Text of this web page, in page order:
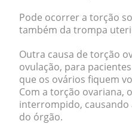
Pode ocorrer a torção
também da trompa
Outra causa de torção
ovulação, para
que os ovários fiquem
Com a torção ovariana,
interrompido, causando
do órgão.